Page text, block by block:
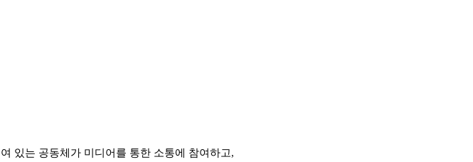
있는 공동체가 미디어를 통한 소통에 참여하고,